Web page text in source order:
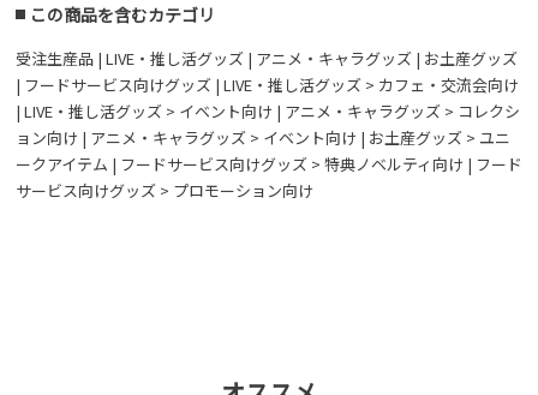
この商品を含むカテゴリ
受注生産品| LIVE・推し活グッズ| アニメ・キャラグッズ| お土産グッズ
| フードサービス向けグッズ| LIVE・推し活グッズ > カフェ・交流会向け
| LIVE・推し活グッズ > イベント向け | アニメ・キャラグッズ > コレクシ
ョン向け | アニメ・キャラグッズ > イベント向け | お土産グッズ > ユニ
ークアイテム | フードサービス向けグッズ > 特典ノベルティ向け | フード
サービス向けグッズ > プロモーション向け